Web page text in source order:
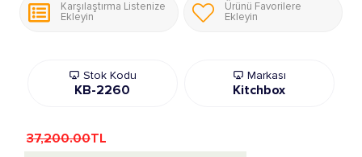
Karşılaştırma Listenize
Ekleyin
Ürünü Favorilere
Ekleyin
Stok Kodu
KB-2260
Markası
Kitchbox
37,200.00TL